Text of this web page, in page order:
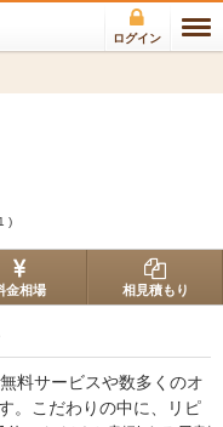
ログイン
)
金相場 相見積もり
料サービスや数多くのオ
。こだわりの中に、リピ